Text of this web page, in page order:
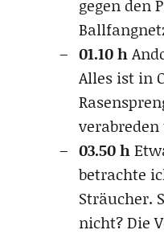
gegen den
01.10 h
Alles ist in
03.50 h
betrachte
Sträucher.
nicht? Die